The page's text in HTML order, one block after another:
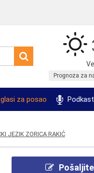
Prognoza za
za posao Podkast
JEZIK ZORICA RAKIĆ